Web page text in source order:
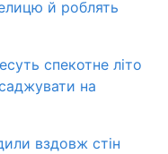
й роблять
спекотне літо
на
вздовж стін